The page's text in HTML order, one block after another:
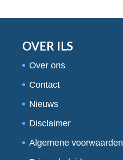
OVER ILS
Over ons
Contact
Nieuws
Disclaimer
Algemene voorwaarden